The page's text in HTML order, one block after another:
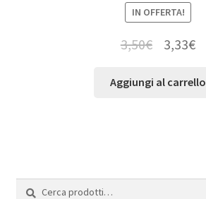
IN OFFERTA!
3,50€ 3,33€
Aggiungi al carrello
Cerca:
Cerca